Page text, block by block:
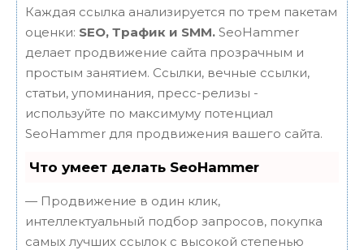
Каждая ссылка анализируется по трем пакетам
оценки: SEO, Трафик и SMM. SeoHammer
делает продвижение сайта прозрачным и
простым занятием. Ссылки, вечные ссылки,
статьи, упоминания, пресс-релизы -
используйте по максимуму потенциал
SeoHammer для продвижения вашего сайта.
Что умеет делать SeoHammer
— Продвижение в один клик,
интеллектуальный подбор запросов, покупка
самых лучших ссылок с высокой степенью